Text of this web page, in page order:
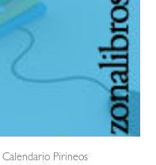
Calendario Pirineos